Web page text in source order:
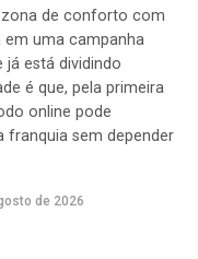
abaixo de 300
e coletar
do
seu mais novo
mod adiciona
Mario 64 – o
de conforto com
em uma campanha
já está dividindo
é que, pela primeira
online pode
franquia sem depender
de 2026